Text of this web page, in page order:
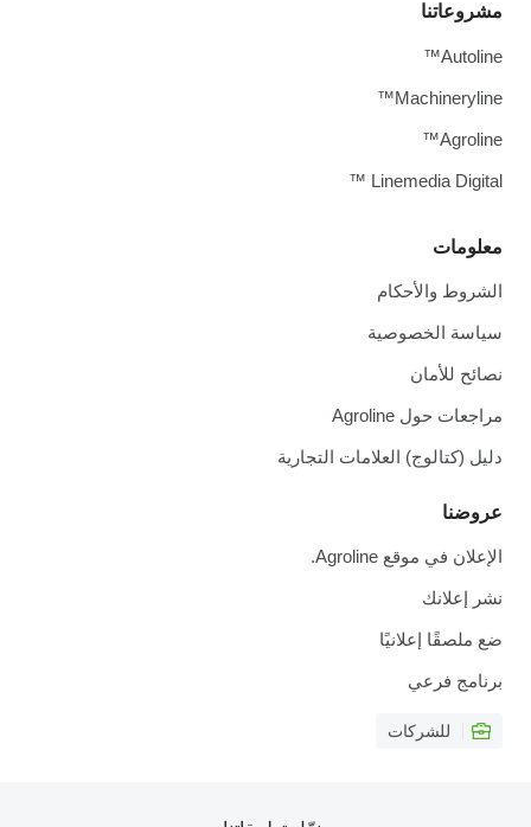
معلومات
الشروط والأحكام
سياسة الخصوصية
نصائح للأمان
مراجعات حول Agroline
دليل (كتالوج) العلامات التجارية
عروضنا
الإعلان في موقع Agroline.
نشر إعلانك
ضع ملصقًا إعلانيًا
برنامج فرعي
للشركات
مشروعاتنا
Autoline™
Machineryline™
Agroline™
Linemedia Digital ™